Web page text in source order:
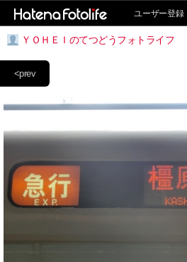
ユーザー登録
ＹＯＨＥＩのてつどうフォトライフ
<prev